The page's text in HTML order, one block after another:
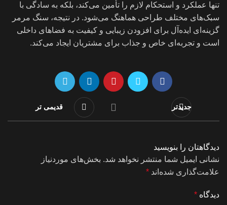
تنها عملکرد و استحکام لازم را تأمین می‌کند، بلکه به سادگی با
سبک‌های مختلف طراحی هماهنگ می‌شود. در نتیجه، سنگ مرمر
گزینه‌ای ایده‌آل برای افزودن زیبایی و کیفیت به فضاهای داخلی
است و تجربه‌ای خاص و جذاب برای مشتریان ایجاد می‌کند.
جدیدتر قدیمی تر
دیدگاهتان را بنویسید
نشانی ایمیل شما منتشر نخواهد شد. بخش‌های موردنیاز
علامت‌گذاری شده‌اند *
دیدگاه *